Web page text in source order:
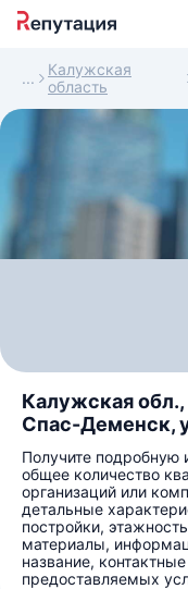
Калужская
область
Калужская
Спас-Деменск,
Получите
общее количество
организаций или
детальные
постройки,
материалы,
название,
предоставляемых